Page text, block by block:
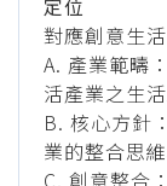
定位
對應創意生
A. 產業範疇
活產業之生
B. 核心方針
業的整合思
C. 創意整合